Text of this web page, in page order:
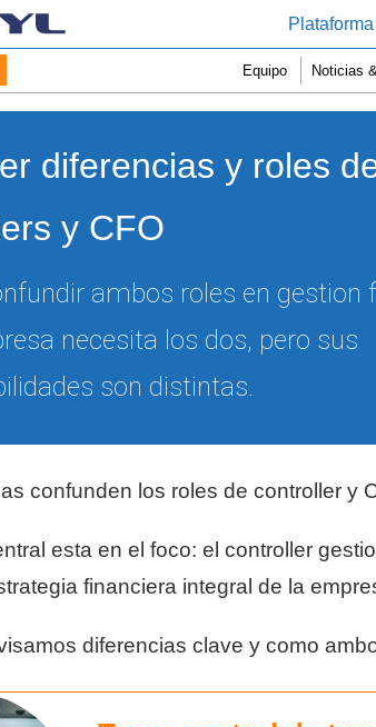
Equipo Noticias
diferencias y roles
y CFO
ambos roles en gestion
necesita los dos, pero sus
son distintas.
confunden los roles de controller y
esta en el foco: el controller
financiera integral de la
diferencias clave y como